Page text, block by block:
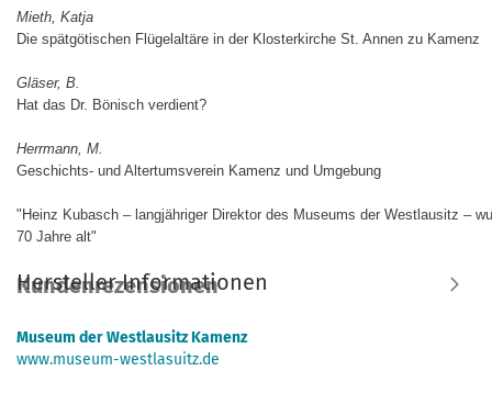
Mieth, Katja
Die spätgötischen Flügelaltäre in der Klosterkirche St. Annen zu Kamenz
Gläser, B.
Hat das Dr. Bönisch verdient?
Herrmann, M.
Geschichts- und Altertumsverein Kamenz und Umgebung
"Heinz Kubasch – langjähriger Direktor des Museums der Westlausitz –
70 Jahre alt"
Kundenrezensionen
Hersteller Informationen
Museum der Westlausitz Kamenz
www.museum-westlasuitz.de